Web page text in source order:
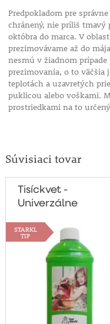
Predpokladom pre
chránený, nie príliš tmavý
októbra do marca. V
prezimovávame až do
nesmú v žiadnom
prezimovania, o to väčšia
teplotách a uzavretých
puklicou alebo voškami.
prostriedkami na to
Súvisiaci tovar
Tisíckvet -
Univerzálne
STARKL
TIP